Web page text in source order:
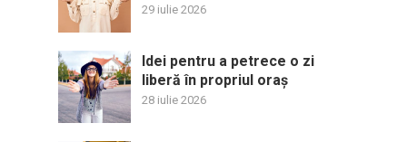
29 iulie 2026
Idei pentru a petrece o zi
liberă în propriul oraș
28 iulie 2026